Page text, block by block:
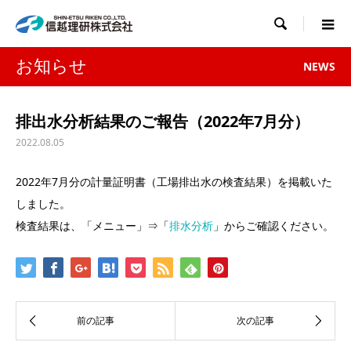

お知らせ NEWS
排出水分析結果のご報告（2022年7月分）
2022.08.05
2022年7月分の計量証明書（工場排出水の検査結果）を掲載いた
しました。
検査結果は、「メニュー」⇒「排水分析 」からご確認ください。